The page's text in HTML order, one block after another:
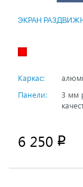
ЭКРАН
Каркас:
Панели:
3 мм
6 250 p